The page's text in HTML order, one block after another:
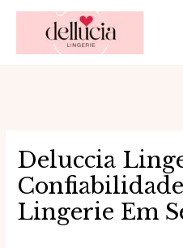
Deluccia
Lingerie Em